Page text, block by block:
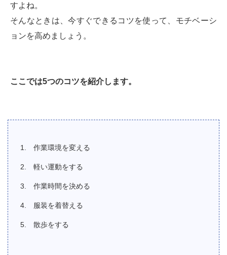
すよね。
そんなときは、今すぐできるコツを使って、モチベーシ
ョンを高めましょう。
ここでは5つのコツを紹介します。
作業環境を変える
軽い運動をする
作業時間を決める
服装を着替える
散歩をする